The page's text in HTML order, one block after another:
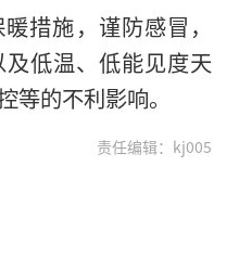
措施，谨防感冒，
低温、低能见度天
等的不利影响。
责任编辑：kj005